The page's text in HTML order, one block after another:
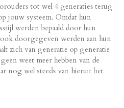
tot wel 4 generaties terug
jouw systeem. Omdat hun
werden bepaald door hun
doorgegeven werden aan hun
zich van generatie op generatie
weet meer hebben van de
nog wel steeds van hieruit het